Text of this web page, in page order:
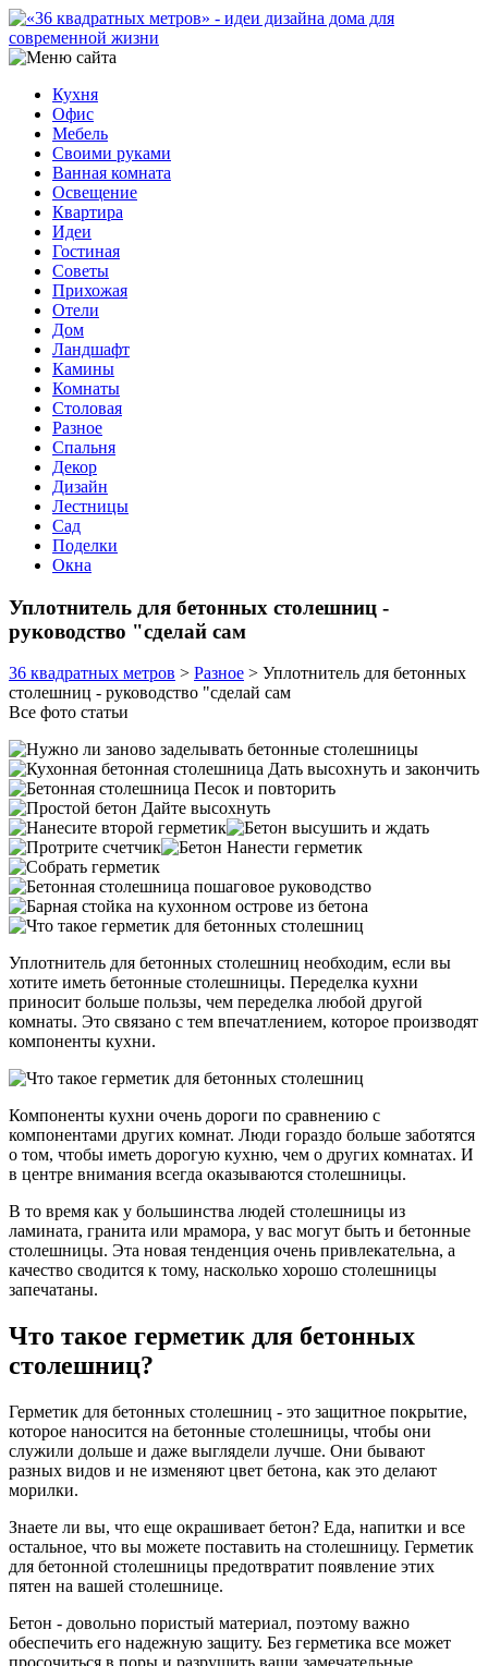
Кухня
Офис
Мебель
Своими руками
Ванная комната
Освещение
Квартира
Идеи
Гостиная
Советы
Прихожая
Отели
Дом
Ландшафт
Камины
Комнаты
Столовая
Разное
Спальня
Декор
Дизайн
Лестницы
Сад
Поделки
Окна
Уплотнитель для бетонных столешниц -
руководство "сделай сам
36 квадратных метров > Разное > Уплотнитель для бетонных
столешниц - руководство "сделай сам
Все фото статьи
Уплотнитель для бетонных столешниц необходим, если вы
хотите иметь бетонные столешницы. Переделка кухни
приносит больше пользы, чем переделка любой другой
комнаты. Это связано с тем впечатлением, которое производят
компоненты кухни.
Компоненты кухни очень дороги по сравнению с
компонентами других комнат. Люди гораздо больше заботятся
о том, чтобы иметь дорогую кухню, чем о других комнатах. И
в центре внимания всегда оказываются столешницы.
В то время как у большинства людей столешницы из
ламината, гранита или мрамора, у вас могут быть и бетонные
столешницы. Эта новая тенденция очень привлекательна, а
качество сводится к тому, насколько хорошо столешницы
запечатаны.
Что такое герметик для бетонных
столешниц?
Герметик для бетонных столешниц - это защитное покрытие,
которое наносится на бетонные столешницы, чтобы они
служили дольше и даже выглядели лучше. Они бывают
разных видов и не изменяют цвет бетона, как это делают
морилки.
Знаете ли вы, что еще окрашивает бетон? Еда, напитки и все
остальное, что вы можете поставить на столешницу. Герметик
для бетонной столешницы предотвратит появление этих
пятен на вашей столешнице.
Бетон - довольно пористый материал, поэтому важно
обеспечить его надежную защиту. Без герметика все может